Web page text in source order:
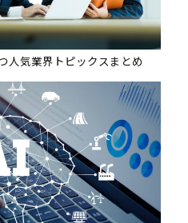
人気業界トピックスまとめ